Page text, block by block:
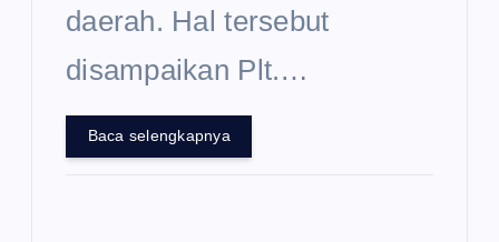
daerah. Hal tersebut
disampaikan Plt.…
Baca selengkapnya